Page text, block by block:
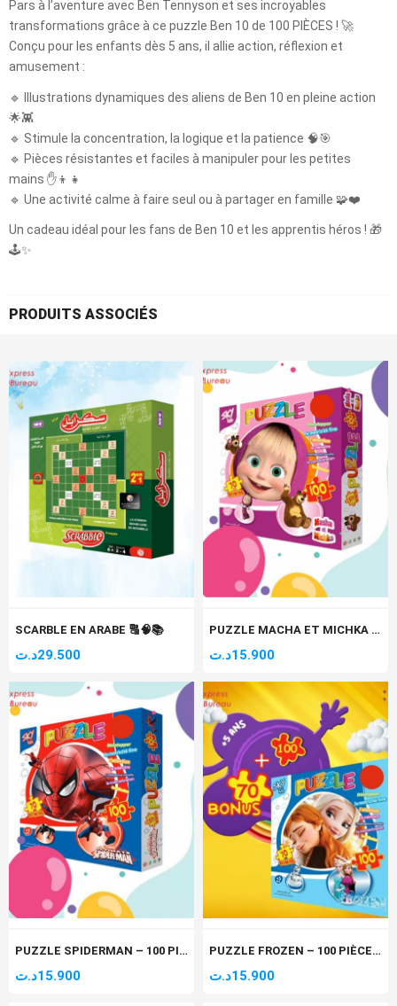
Pars à l’aventure avec Ben Tennyson et ses incroyables
transformations grâce à ce puzzle Ben 10 de 100 PIÈCES ! 🚀
Conçu pour les enfants dès 5 ans, il allie action, réflexion et
amusement :
🔹 Illustrations dynamiques des aliens de Ben 10 en pleine action
🌟👾
🔹 Stimule la concentration, la logique et la patience 🧠🎯
🔹 Pièces résistantes et faciles à manipuler pour les petites
mains ✋👦👧
🔹 Une activité calme à faire seul ou à partager en famille 🧩❤️
Un cadeau idéal pour les fans de Ben 10 et les apprentis héros ! 🎁
🕹️✨
PRODUITS ASSOCIÉS
SCARBLE EN ARABE 🔠🧠📚
29.500د.ت
PUZZLE MACHA ET MICHKA – 100 PIÈCES 🧩🐻🌼
15.900د.ت
PUZZLE SPIDERMAN – 100 PIÈCES 🧩🕷️🕸️
15.900د.ت
PUZZLE FROZEN – 100 PIÈCES 🧩🌊
15.900د.ت